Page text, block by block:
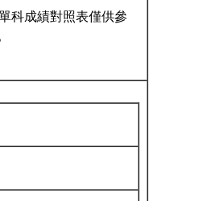
科成績對照表僅供參